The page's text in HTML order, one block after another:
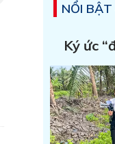
NỔI
Ký ức